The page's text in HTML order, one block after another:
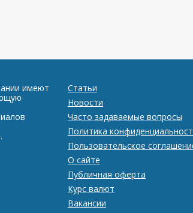
имеют
Статьи
Новости
Часто задаваемые вопросы
Политика
Пользовательское
О сайте
Публичная оферта
Курс валют
Вакансии